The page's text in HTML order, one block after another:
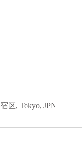
区, Tokyo, JPN